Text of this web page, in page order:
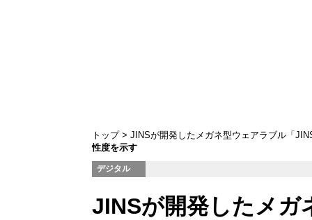
トップ
JINSが開発したメガネ型ウェアラブル「
性度を示す
デジタル
JINSが開発したメガ